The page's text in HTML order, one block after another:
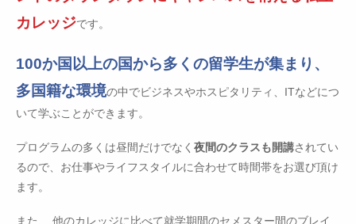
カレッジです。
100か国以上の国から多くの留学生が集まり、
多国籍な環境の中でビジネスやホスピタリティ、ITなどにつ
いて学ぶことができます。
プログラムの多くは昼間だけでなく 夜間のクラスも開講されてい
るので、お仕事やライフスタイルに合わせて時間帯をお選び頂け
ます。
また、 他のカレッジに比べて就学期間のセメスター間のブレイ